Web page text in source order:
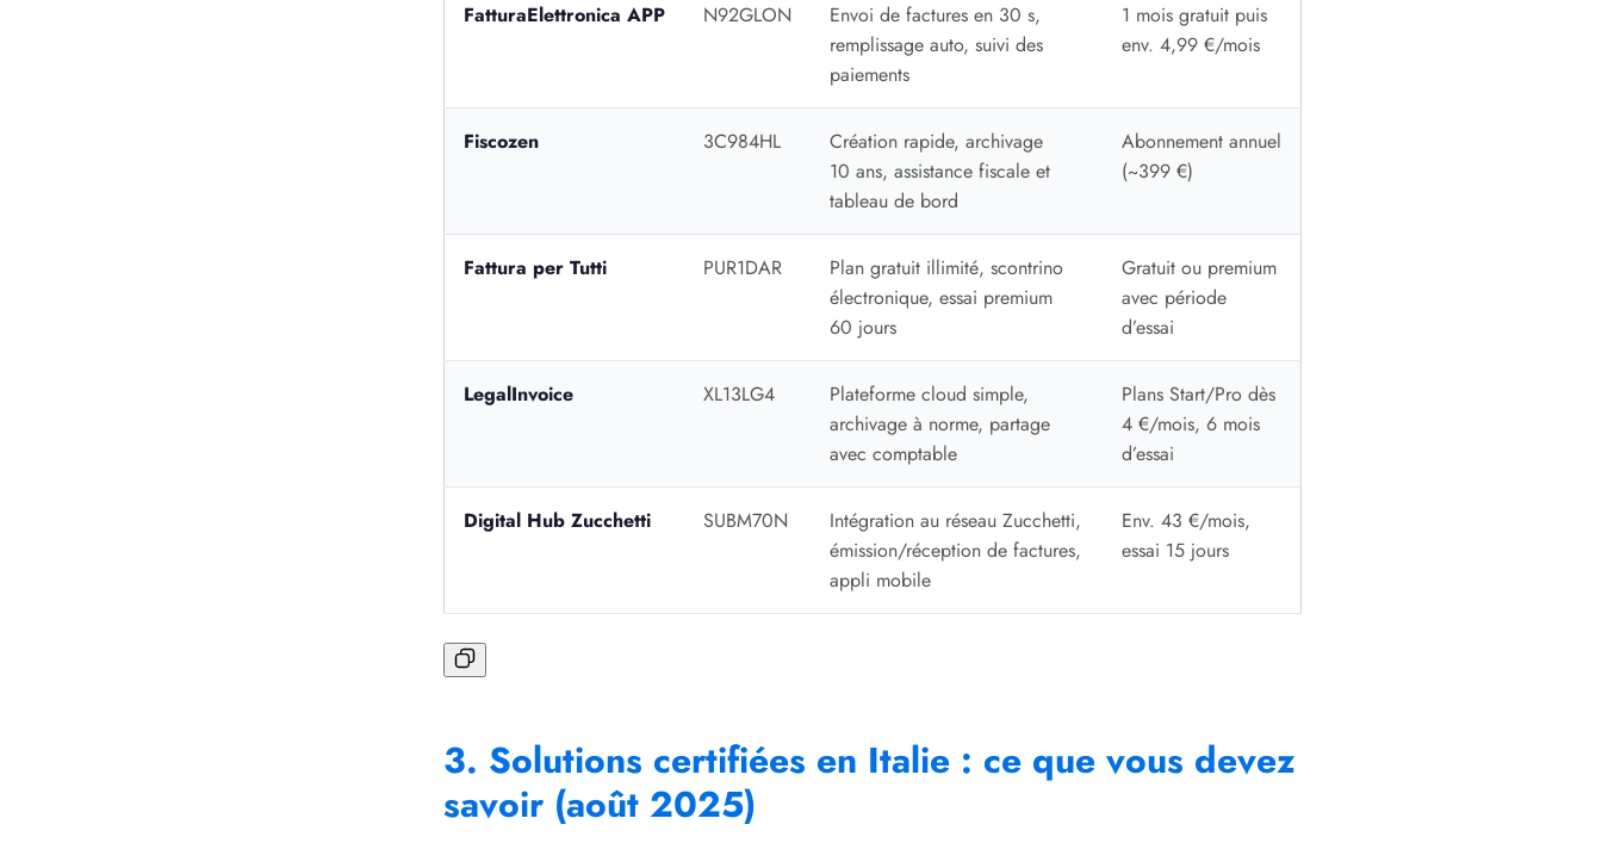
FatturaElettronica APP N92GLON
Envoi de factures en 30 s,
remplissage auto, suivi des
paiements
1 mois gratuit puis
env. 4,99 €/mois
Fiscozen 3C984HL
Création rapide, archivage
10 ans, assistance fiscale et
tableau de bord
Abonnement annuel
(~399 €)
Fattura per Tutti PUR1DAR
Plan gratuit illimité, scontrino
électronique, essai premium
60 jours
Gratuit ou premium
avec période
d’essai
LegalInvoice XL13LG4
Plateforme cloud simple,
archivage à norme, partage
avec comptable
Plans Start/Pro dès
4 €/mois, 6 mois
d’essai
Digital Hub Zucchetti SUBM70N
Intégration au réseau Zucchetti,
émission/réception de factures,
appli mobile
Env. 43 €/mois,
essai 15 jours
3. Solutions certifiées en Italie : ce que vous devez
savoir (août 2025)